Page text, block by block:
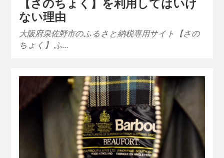
【さのちょく】を利用してはいけ
ない理由
大阪府泉佐野市のふるさと納税専用サイト【さの
ちょく】 ふ…